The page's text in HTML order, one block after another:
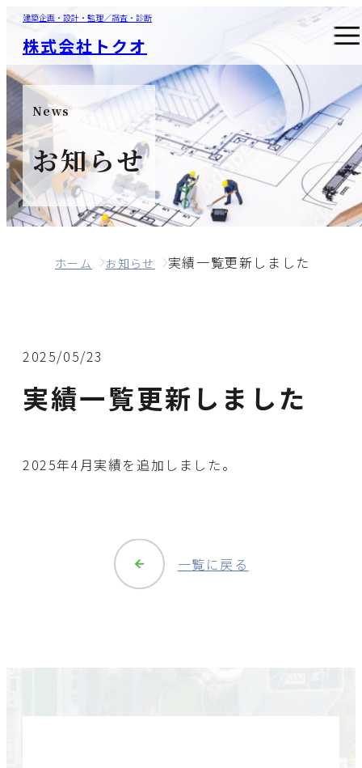
建築企画・設計・監理／調査・診断
株式会社トクオ
News
お知らせ
ホーム お知らせ 実績一覧更新しました
2025/05/23
実績一覧更新しました
2025年4月実績を追加しました。
一覧に戻る